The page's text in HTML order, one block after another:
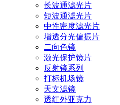
长波通滤光片
短波通滤光片
中性密度滤光片
增透分光偏振片
二向色镜
激光保护镜片
反射镜系列
打标机场镜
天文滤镜
透红外亚克力